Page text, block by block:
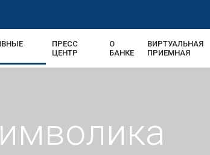
ПРЕСС
ЦЕНТР
О
БАНКЕ
ВИРТУАЛЬНАЯ
ПРИЕМНАЯ